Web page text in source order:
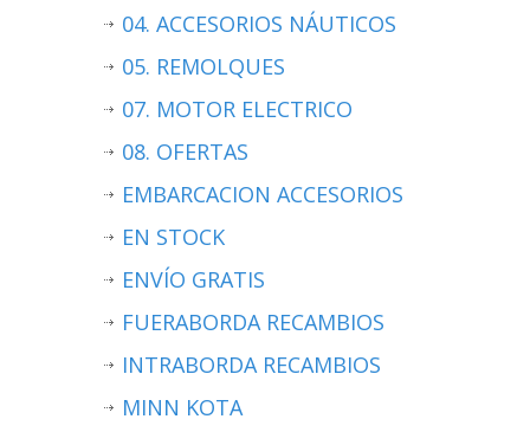
04. ACCESORIOS NÁUTICOS
05. REMOLQUES
07. MOTOR ELECTRICO
08. OFERTAS
EMBARCACION ACCESORIOS
EN STOCK
ENVÍO GRATIS
FUERABORDA RECAMBIOS
INTRABORDA RECAMBIOS
MINN KOTA